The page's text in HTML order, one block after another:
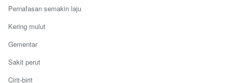
Pernafasan semakin laju
Kering mulut
Gementar
Sakit perut
Cirit-birit